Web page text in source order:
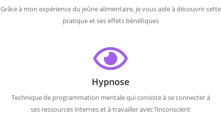
Grâce à mon expérience du jeûne alimentaire, je vous aide à découvrir cette
pratique et ses effets bénéfiques
Hypnose
Technique de programmation mentale qui consiste à se connecter à
ses ressources internes et à travailler avec l’inconscient